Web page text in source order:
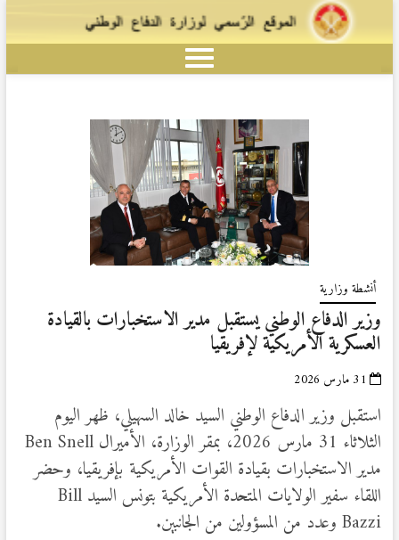
أنشطة وزارية
وزير الدفاع الوطني يستقبل مدير الاستخبارات بالقيادة
العسكرية الأمريكية لإفريقيا
31 مارس 2026
استقبل وزير الدفاع الوطني السيد خالد السهيلي، ظهر اليوم
الثلاثاء 31 مارس 2026، بمقر الوزارة، الأميرال Ben Snell
مدير الاستخبارات بقيادة القوات الأمريكية بإفريقيا، وحضر
اللقاء سفير الولايات المتحدة الأمريكية بتونس السيد Bill
Bazzi وعدد من المسؤولين من الجانبين.